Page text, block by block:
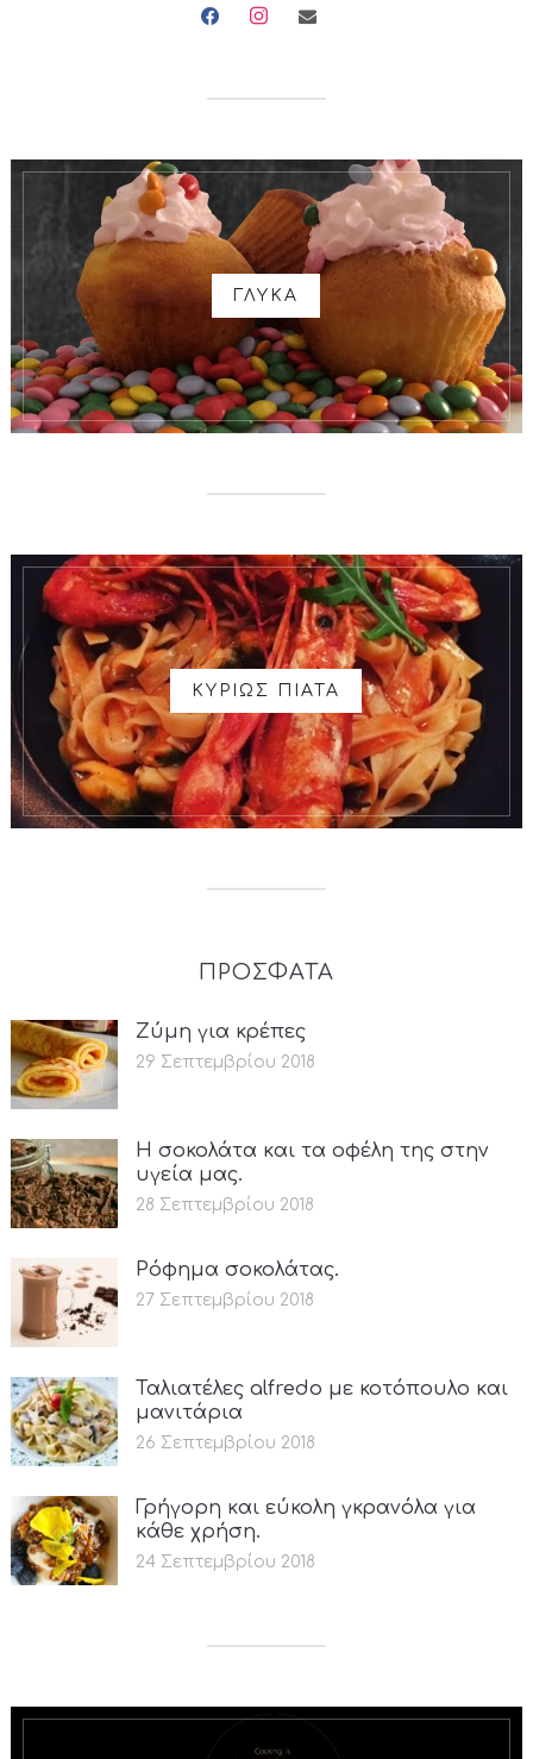
facebookinstagramenvelope
ΓΛΥΚΑ
ΚΥΡΙΩΣ ΠΙΑΤΑ
ΠΡΟΣΦΑΤΑ
Ζύμη για κρέπες
29 Σεπτεμβρίου 2018
Η σοκολάτα και τα οφέλη της στην
υγεία μας.
28 Σεπτεμβρίου 2018
Ρόφημα σοκολάτας.
27 Σεπτεμβρίου 2018
Ταλιατέλες alfredo με κοτόπουλο και
μανιτάρια
26 Σεπτεμβρίου 2018
Γρήγορη και εύκολη γκρανόλα για
κάθε χρήση.
24 Σεπτεμβρίου 2018